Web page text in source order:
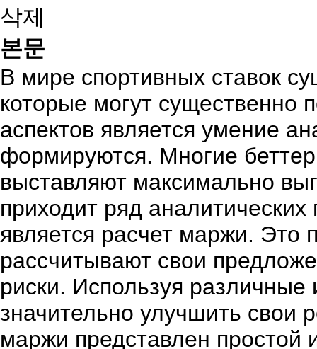
삭제
본문
В мире спортивных ставок
которые могут
аспектов является умение
формируются. Многие
выставляют максимально
приходит ряд
является расчет маржи. Это
рассчитывают свои
риски. Используя
значительно улучшить свои
маржи представлен простой